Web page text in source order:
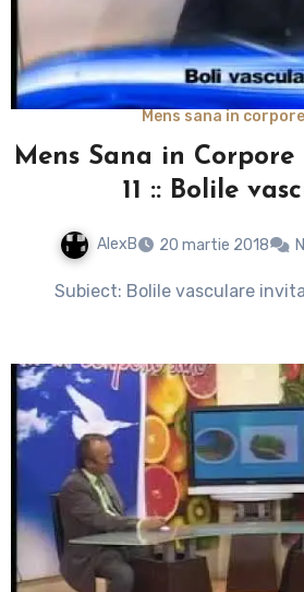
Mens sana in
Mens Sana in Corpore
11 :: Bolile
AlexB 20 martie 2018
Subiect: Bolile vasculare